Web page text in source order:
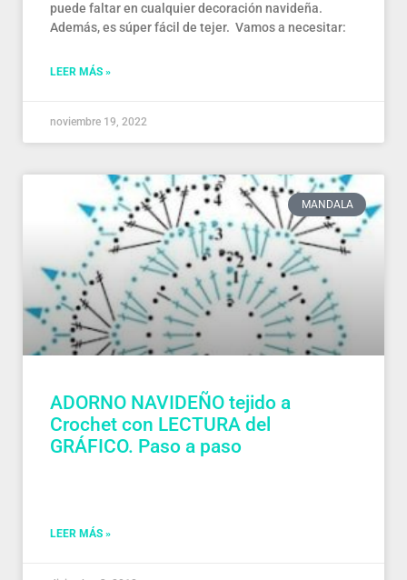
puede faltar en cualquier decoración navideña.
Además, es súper fácil de tejer. Vamos a necesitar:
LEER MÁS »
noviembre 19, 2022
MANDALA
ADORNO NAVIDEÑO tejido a
Crochet con LECTURA del
GRÁFICO. Paso a paso
LEER MÁS »